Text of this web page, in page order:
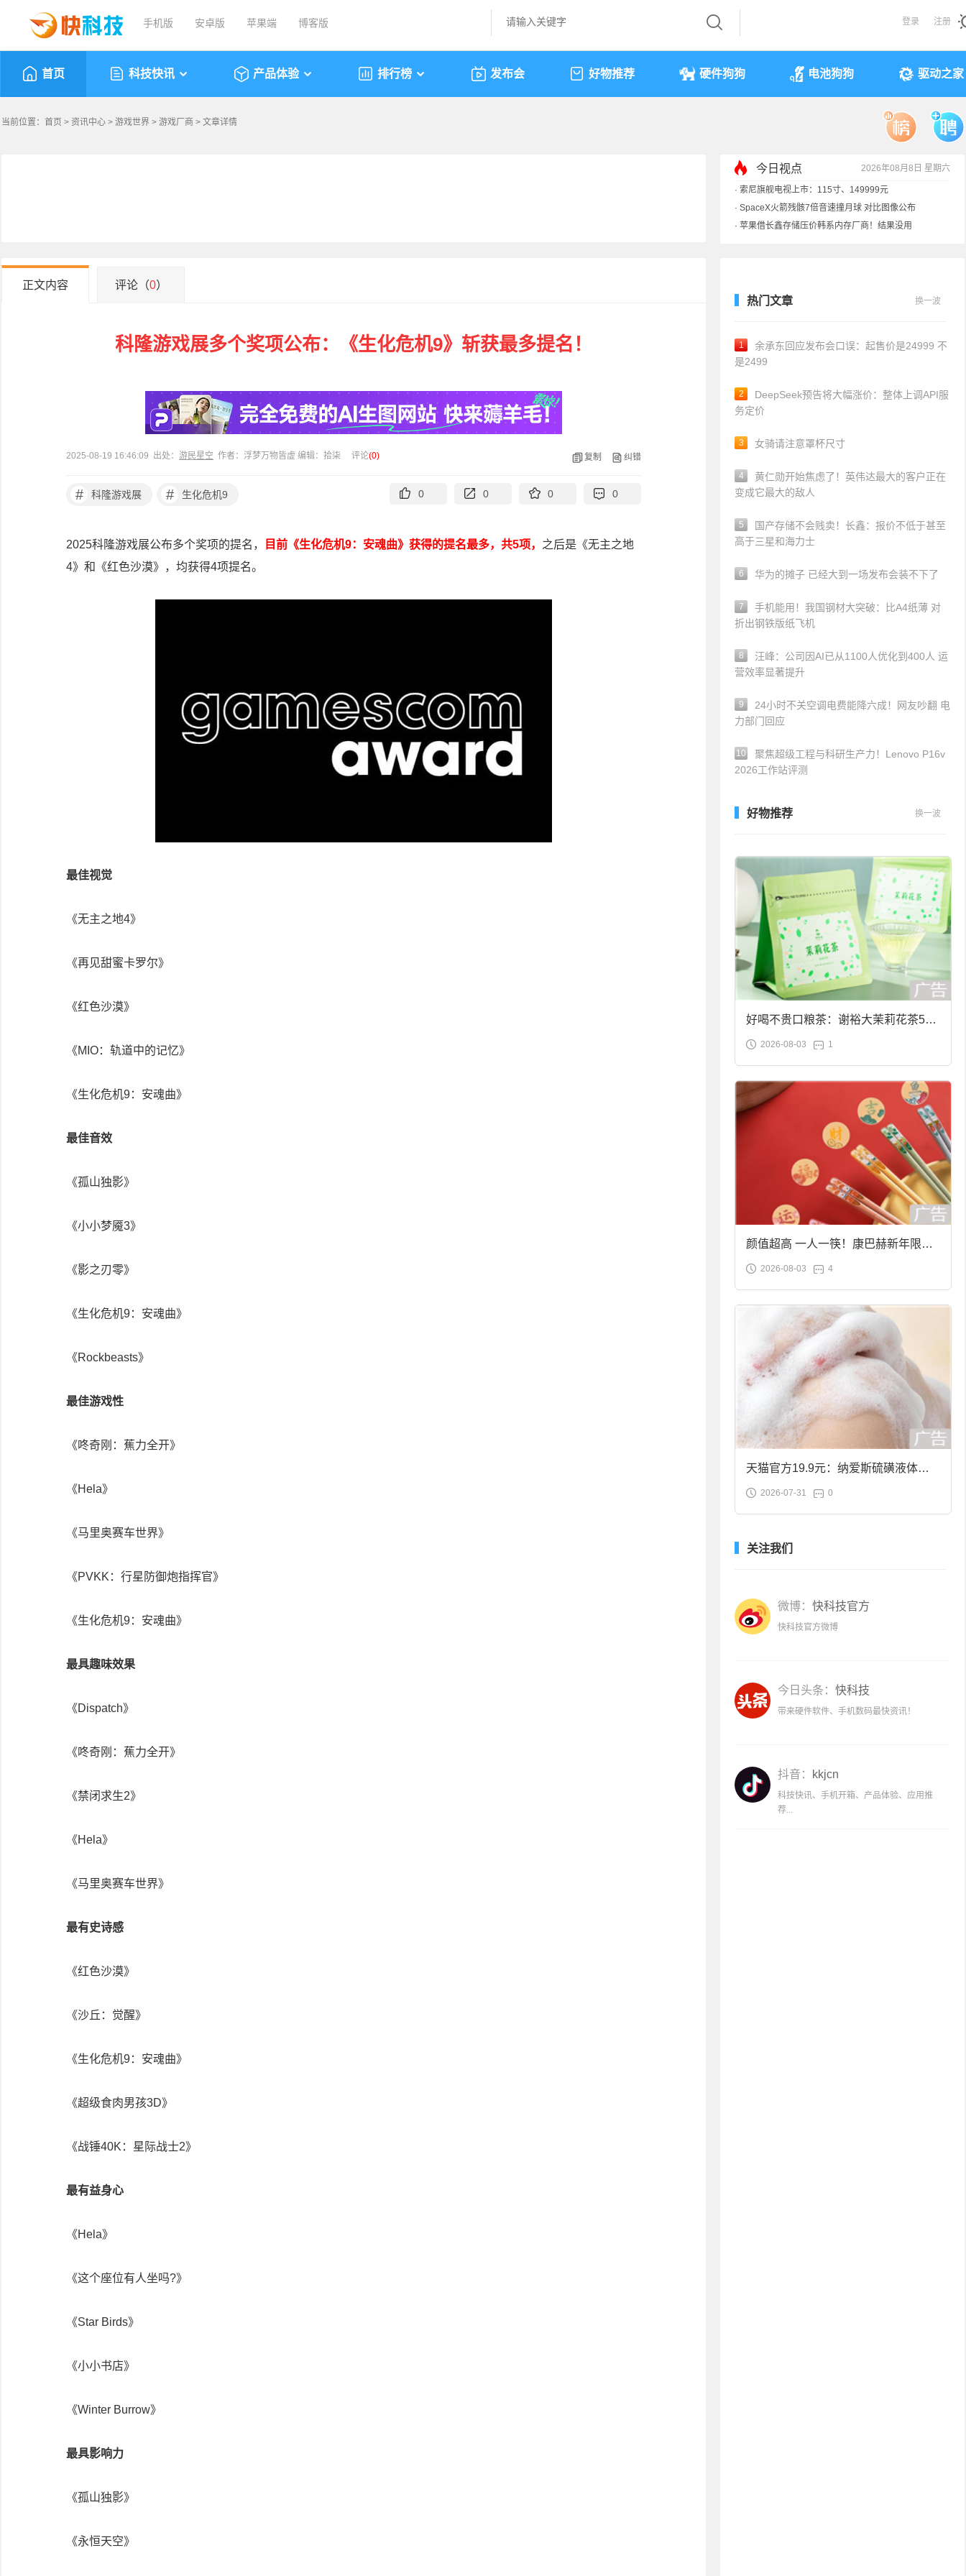
手机版 安卓版 苹果端 博客版 登录 注册
首页 科技快讯 产品体验 排行榜 发布会 好物推荐 硬件狗狗 电池狗狗 驱动之家
当前位置： 首页 > 资讯中心 > 游戏世界 > 游戏厂商 > 文章详情
今日视点 2026年08月8日 星期六
· 索尼旗舰电视上市：115寸、149999元
· SpaceX火箭残骸7倍音速撞月球 对比图像公布
· 苹果借长鑫存储压价韩系内存厂商！结果没用
正文内容 评论（0）
科隆游戏展多个奖项公布：《生化危机9》斩获最多提名！
2025-08-19 16:46:09 出处： 游民星空 作者：浮梦万物皆虚 编辑：拾柒 评论(0) 复制 纠错
# 科隆游戏展 # 生化危机9 0 0 0 0
2025科隆游戏展公布多个奖项的提名， 目前《生化危机9：安魂曲》获得的提名最多，共5项， 之后是《无主之地
4》和《红色沙漠》，均获得4项提名。
最佳视觉
《无主之地4》
《再见甜蜜卡罗尔》
《红色沙漠》
《MIO：轨道中的记忆》
《生化危机9：安魂曲》
最佳音效
《孤山独影》
《小小梦魇3》
《影之刃零》
《生化危机9：安魂曲》
《Rockbeasts》
最佳游戏性
《咚奇刚：蕉力全开》
《Hela》
《马里奥赛车世界》
《PVKK：行星防御炮指挥官》
《生化危机9：安魂曲》
最具趣味效果
《Dispatch》
《咚奇刚：蕉力全开》
《禁闭求生2》
《Hela》
《马里奥赛车世界》
最有史诗感
《红色沙漠》
《沙丘：觉醒》
《生化危机9：安魂曲》
《超级食肉男孩3D》
《战锤40K：星际战士2》
最有益身心
《Hela》
《这个座位有人坐吗?》
《Star Birds》
《小小书店》
《Winter Burrow》
最具影响力
《孤山独影》
《永恒天空》
热门文章 换一波
1
余承东回应发布会口误：起售价是24999 不
是2499
2
DeepSeek预告将大幅涨价：整体上调API服
务定价
3 女骑请注意罩杯尺寸
4
黄仁勋开始焦虑了！英伟达最大的客户正在
变成它最大的敌人
5
国产存储不会贱卖！长鑫：报价不低于甚至
高于三星和海力士
6 华为的摊子 已经大到一场发布会装不下了
7
手机能用！我国钢材大突破：比A4纸薄 对
折出钢铁版纸飞机
8
汪峰：公司因AI已从1100人优化到400人 运
营效率显著提升
9
24小时不关空调电费能降六成！网友吵翻 电
力部门回应
10
聚焦超级工程与科研生产力！Lenovo P16v
2026工作站评测
好物推荐 换一波
好喝不贵口粮茶：谢裕大茉莉花茶50g
袋装9.9元到手
2026-08-03 1
颜值超高 一人一筷！康巴赫新年限定
合金筷子大促：19.9元
2026-08-03 4
天猫官方19.9元：纳爱斯硫磺液体香
皂2斤大促
2026-07-31 0
关注我们
微博： 快科技官方
快科技官方微博
今日头条： 快科技
带来硬件软件、手机数码最快资讯！
抖音： kkjcn
科技快讯、手机开箱、产品体验、应用推
荐...